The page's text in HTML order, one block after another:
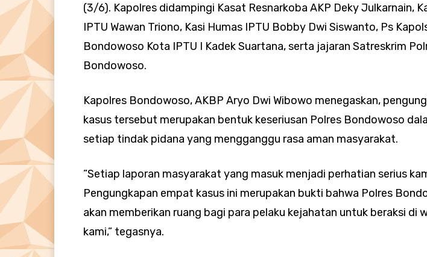
(3/6). Kapolres didampingi Kasat Resnarkoba AKP Deky Julkarnain,
IPTU Wawan Triono, Kasi Humas IPTU Bobby Dwi Siswanto, Ps
Bondowoso Kota IPTU I Kadek Suartana, serta jajaran Satreskrim
Bondowoso.
Kapolres Bondowoso, AKBP Aryo Dwi Wibowo menegaskan,
kasus tersebut merupakan bentuk keseriusan Polres Bondowoso
setiap tindak pidana yang mengganggu rasa aman masyarakat.
”Setiap laporan masyarakat yang masuk menjadi perhatian serius
Pengungkapan empat kasus ini merupakan bukti bahwa Polres
akan memberikan ruang bagi para pelaku kejahatan untuk beraksi di
kami,” tegasnya.